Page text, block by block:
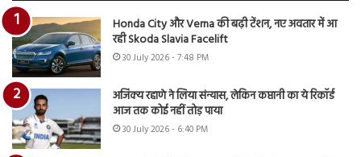
Honda City और Verna की बढ़ी टेंशन, नए अवतार में आ
रही Skoda Slavia Facelift
30 July 2026 - 7:48 PM
अजिंक्य रहाणे ने लिया संन्यास, लेकिन कप्तानी का ये रिकॉर्ड
आज तक कोई नहीं तोड़ पाया
30 July 2026 - 6:40 PM